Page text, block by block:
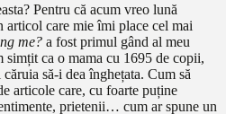
Pentru că acum vreo lună
articol care mie îmi place cel mai
me? a fost primul gând al meu
simțit ca o mama cu 1695 de copii,
să-i dea înghețata. Cum să
articole care, cu foarte puține
prietenii… cum ar spune un